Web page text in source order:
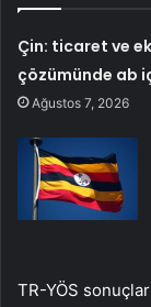
Çin: ticaret ve
çözümünde ab
Ağustos 7, 2026
TR-YÖS